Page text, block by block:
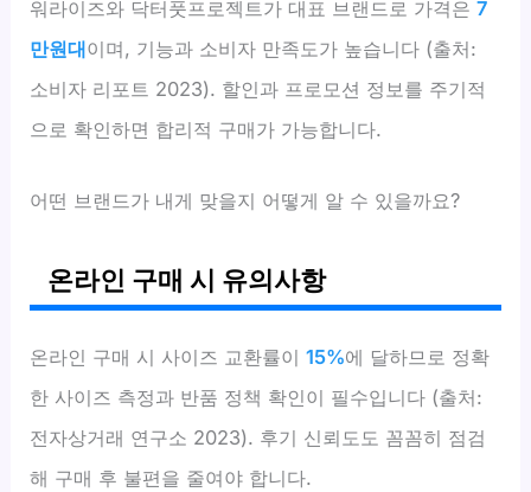
워라이즈와 닥터풋프로젝트가 대표 브랜드로 가격은7
만원대이며, 기능과 소비자 만족도가 높습니다 (출처:
소비자 리포트 2023). 할인과 프로모션 정보를 주기적
으로 확인하면 합리적 구매가 가능합니다.
어떤 브랜드가 내게 맞을지 어떻게 알 수 있을까요?
온라인 구매 시 유의사항
온라인 구매 시 사이즈 교환률이15%에 달하므로 정확
한 사이즈 측정과 반품 정책 확인이 필수입니다 (출처:
전자상거래 연구소 2023). 후기 신뢰도도 꼼꼼히 점검
해 구매 후 불편을 줄여야 합니다.